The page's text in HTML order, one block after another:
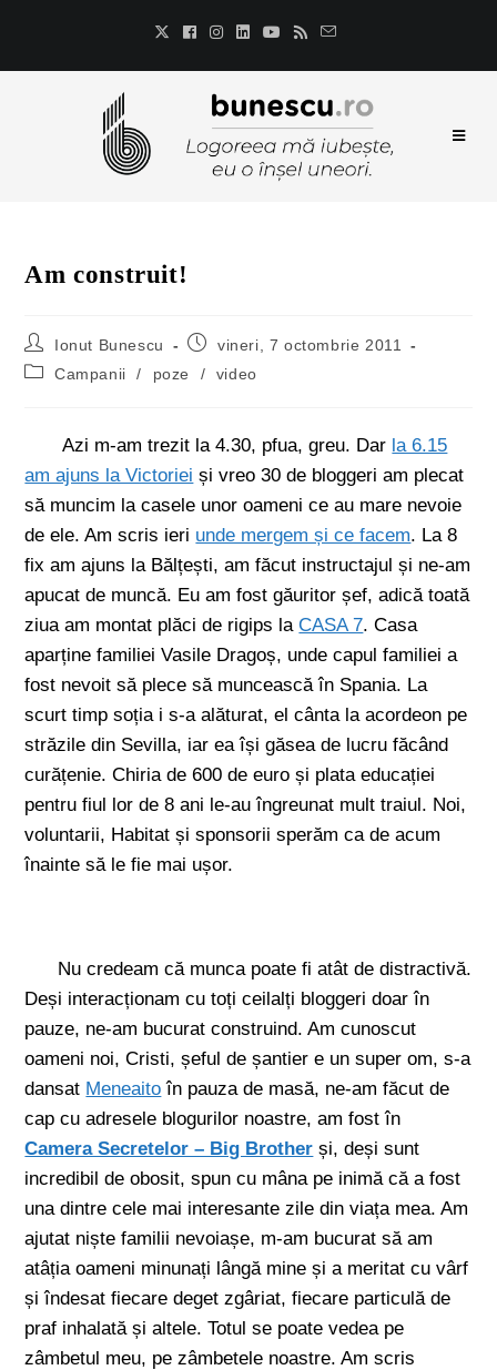
Am construit!
Ionut Bunescu
vineri, 7 octombrie 2011
Campanii
/ poze / video
Azi m-am trezit la 4.30, pfua, greu. Dar la 6.15
am ajuns la Victoriei și vreo 30 de bloggeri am plecat
să muncim la casele unor oameni ce au mare nevoie
de ele. Am scris ieri unde mergem și ce facem. La 8
fix am ajuns la Bălțești, am făcut instructajul și ne-am
apucat de muncă. Eu am fost găuritor șef, adică toată
ziua am montat plăci de rigips laCASA 7. Casa
aparține familiei Vasile Dragoș, unde capul familiei a
fost nevoit să plece să muncească în Spania. La
scurt timp soția i s-a alăturat, el cânta la acordeon pe
străzile din Sevilla, iar ea își găsea de lucru făcând
curățenie. Chiria de 600 de euro și plata educației
pentru fiul lor de 8 ani le-au îngreunat mult traiul. Noi,
voluntarii, Habitat și sponsorii sperăm ca de acum
înainte să le fie mai ușor.
Nu credeam că munca poate fi atât de distractivă.
Deși interacționam cu toți ceilalți bloggeri doar în
pauze, ne-am bucurat construind. Am cunoscut
oameni noi, Cristi, șeful de șantier e un super om, s-a
dansat Meneaito în pauza de masă, ne-am făcut de
cap cu adresele blogurilor noastre, am fost în
Camera Secretelor – Big Brother și, deși sunt
incredibil de obosit, spun cu mâna pe inimă că a fost
una dintre cele mai interesante zile din viața mea. Am
ajutat niște familii nevoiașe, m-am bucurat să am
atâția oameni minunați lângă mine și a meritat cu vârf
și îndesat fiecare deget zgâriat, fiecare particulă de
praf inhalată și altele. Totul se poate vedea pe
zâmbetul meu, pe zâmbetele noastre. Am scris